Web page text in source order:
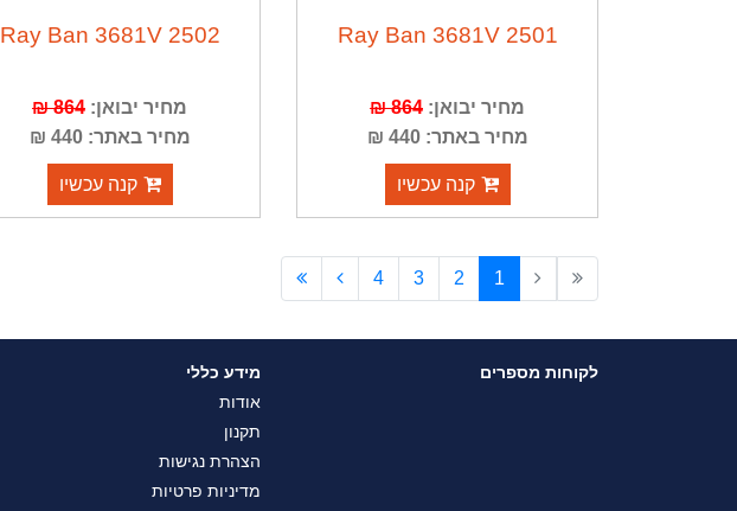
Ray Ban 3681V 2501
מחיר יבואן: 864 ₪
מחיר באתר: 440 ₪
קנה עכשיו
Ray Ban 3681V 2502
מחיר יבואן: 864 ₪
מחיר באתר: 440 ₪
קנה עכשיו
1
2
3
4
לקוחות מספרים
מידע כללי
אודות
תקנון
הצהרת נגישות
מדיניות פרטיות